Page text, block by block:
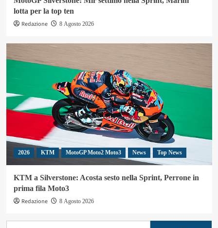
lotta per la top ten
Redazione
8 Agosto 2026
2026 KTM MotoGP Moto2 Moto3 News Top News
KTM a Silverstone: Acosta sesto nella Sprint, Perrone in
prima fila Moto3
Redazione
8 Agosto 2026